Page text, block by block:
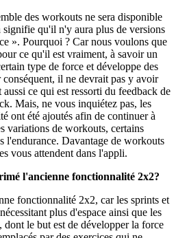
des workouts ne sera disponible
signifie qu'il n'y aura plus de versions
». Pourquoi ? Car nous voulons que
ce qu'il est vraiment, à savoir un
type de force et développe des
conséquent, il ne devrait pas y avoir
ce qui est ressorti du feedback de
Mais, ne vous inquiétez pas, les
ont été ajoutés afin de continuer à
variations de workouts, certains
l'endurance. Davantage de workouts
vous attendent dans l'appli.
l'ancienne fonctionnalité 2x2?
fonctionnalité 2x2, car les sprints et
plus d'espace ainsi que les
dont le but est de développer la force